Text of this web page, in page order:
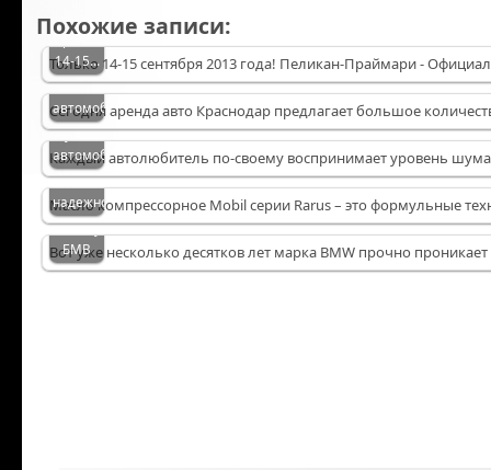
Похожие записи:
Пеликан
Праймари!
14-15…
Только 14-15 сентября 2013 года! Пеликан-Праймари -
Аренда
авто
Краснодар:
какие
автомобили…
Сегодня аренда авто Краснодар предлагает большое
Установка
шумоизоляции
автомобиля
Каждый автолюбитель по-своему воспринимает уровень
Масло
компрессорное
цена
надежности
Масло компрессорное Mobil серии Rarus – это формульные
Аксессуары
БМВ
Вот уже несколько десятков лет марка BMW прочно